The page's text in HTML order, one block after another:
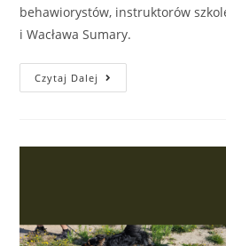
behawiorystów, instruktorów
i Wacława Sumary.
Czytaj Dalej Doggy
Day